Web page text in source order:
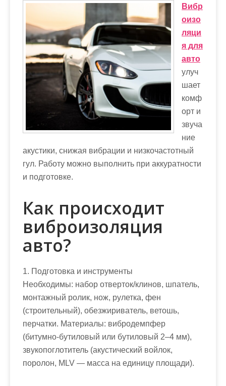
Вибр
оизо
ляци
я для
авто
улуч
шает
комф
орт и
звуча
ние
акустики, снижая вибрации и низкочастотный
гул. Работу можно выполнить при аккуратности
и подготовке.
Как происходит
виброизоляция
авто?
1. Подготовка и инструменты
Необходимы: набор отверток/клинов, шпатель,
монтажный ролик, нож, рулетка, фен
(строительный), обезжириватель, ветошь,
перчатки. Материалы: вибродемпфер
(битумно‑бутиловый или бутиловый 2–4 мм),
звукопоглотитель (акустический войлок,
поролон, MLV — масса на единицу площади).